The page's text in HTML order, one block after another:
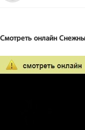
Смотреть онлайн